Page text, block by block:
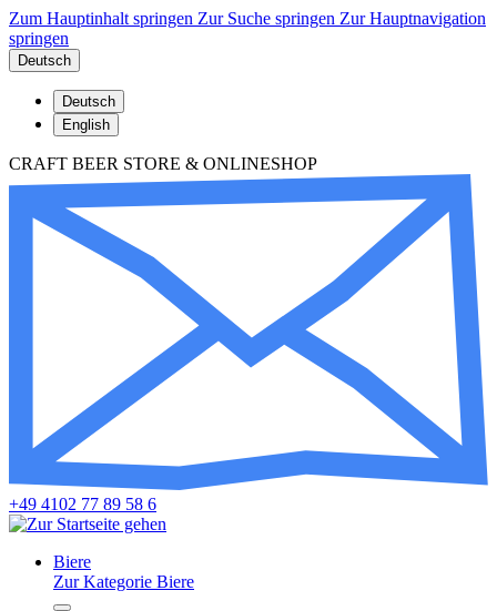
Zum Hauptinhalt springen Zur Suche springen Zur Hauptnavigation
springen
Deutsch
Deutsch
English
CRAFT BEER STORE & ONLINESHOP
+49 4102 77 89 58 6
Biere
Zur Kategorie Biere